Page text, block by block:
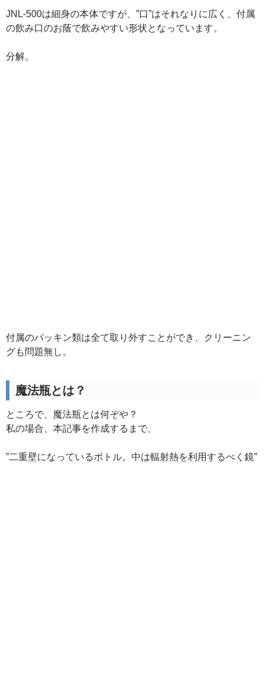
JNL-500は細身の本体ですが、”口”はそれなりに広く、付属
の飲み口のお蔭で飲みやすい形状となっています。
分解。
付属のパッキン類は全て取り外すことができ、クリーニン
グも問題無し。
魔法瓶とは？
ところで、魔法瓶とは何ぞや？
私の場合、本記事を作成するまで、
”二重壁になっているボトル。中は輻射熱を利用するべく鏡”